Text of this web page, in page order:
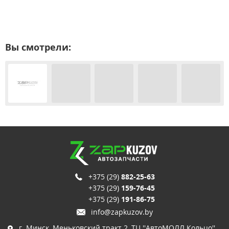
Вы смотрели:
+375 (29) 882-25-63
+375 (29) 159-76-45
+375 (29) 191-86-75
info@zapkuzov.by